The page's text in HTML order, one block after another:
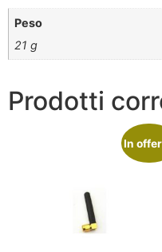
Peso
21 g
Prodotti
In